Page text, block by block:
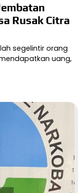
Rusak Citra
Ulah segelintir orang
uang,